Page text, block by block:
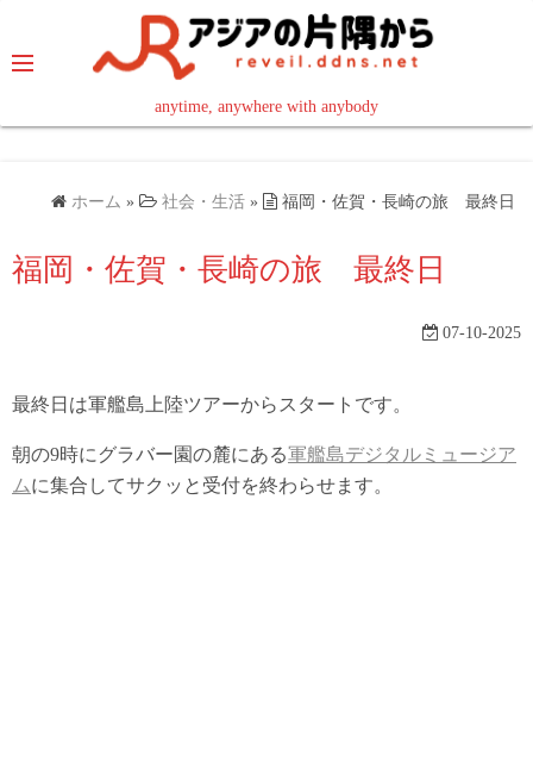
テ
ッ
anytime, anywhere with anybody
read in your language
ホーム » 社会・生活 » 福岡・佐賀・長崎の旅 最終日
福岡・佐賀・長崎の旅 最終日
07-10-2025
最終日は軍艦島上陸ツアーからスタートです。
朝の9時にグラバー園の麓にある軍艦島デジタルミュージア
ムに集合してサクッと受付を終わらせます。